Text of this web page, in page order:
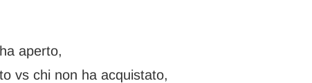
aperto,
vs chi non ha acquistato,